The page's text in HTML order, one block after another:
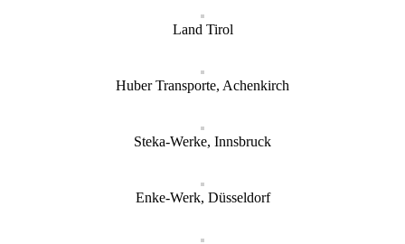
Land Tirol
Huber Transporte, Achenkirch
Steka-Werke, Innsbruck
Enke-Werk, Düsseldorf